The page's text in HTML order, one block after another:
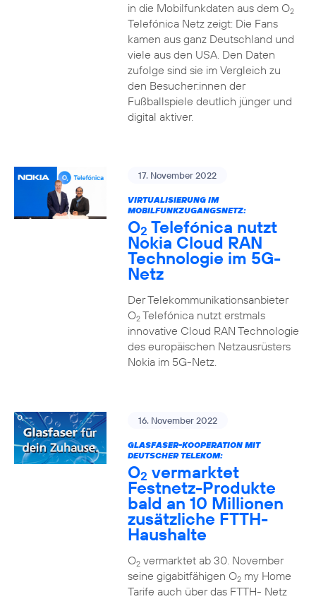
in die Mobilfunkdaten aus dem O2
Telefónica Netz zeigt: Die Fans
kamen aus ganz Deutschland und
viele aus den USA. Den Daten
zufolge sind sie im Vergleich zu
den Besucher:innen der
Fußballspiele deutlich jünger und
digital aktiver.
17. November 2022
VIRTUALISIERUNG IM
MOBILFUNKZUGANGSNETZ:
O2 Telefónica nutzt
Nokia Cloud RAN
Technologie im 5G-
Netz
Der Telekommunikationsanbieter
O2Telefónica nutzt erstmals
innovative Cloud RAN Technologie
des europäischen Netzausrüsters
Nokia im 5G-Netz.
16. November 2022
GLASFASER-KOOPERATION MIT
DEUTSCHER TELEKOM:
O2 vermarktet
Festnetz-Produkte
bald an 10 Millionen
zusätzliche FTTH-
Haushalte
O2vermarktet ab 30. November
seine gigabitfähigen O2my Home
Tarife auch über das FTTH- Netz